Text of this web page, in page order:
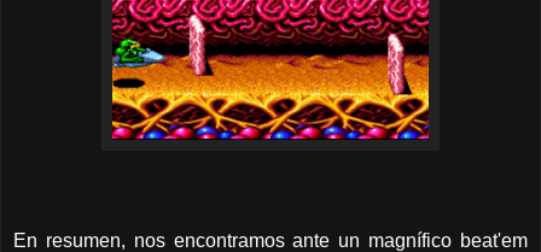
En resumen, nos encontramos ante un magnífico beat'em